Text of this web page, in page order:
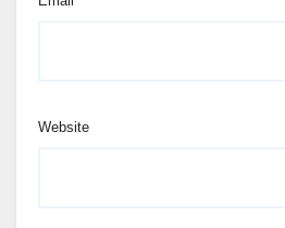
Website